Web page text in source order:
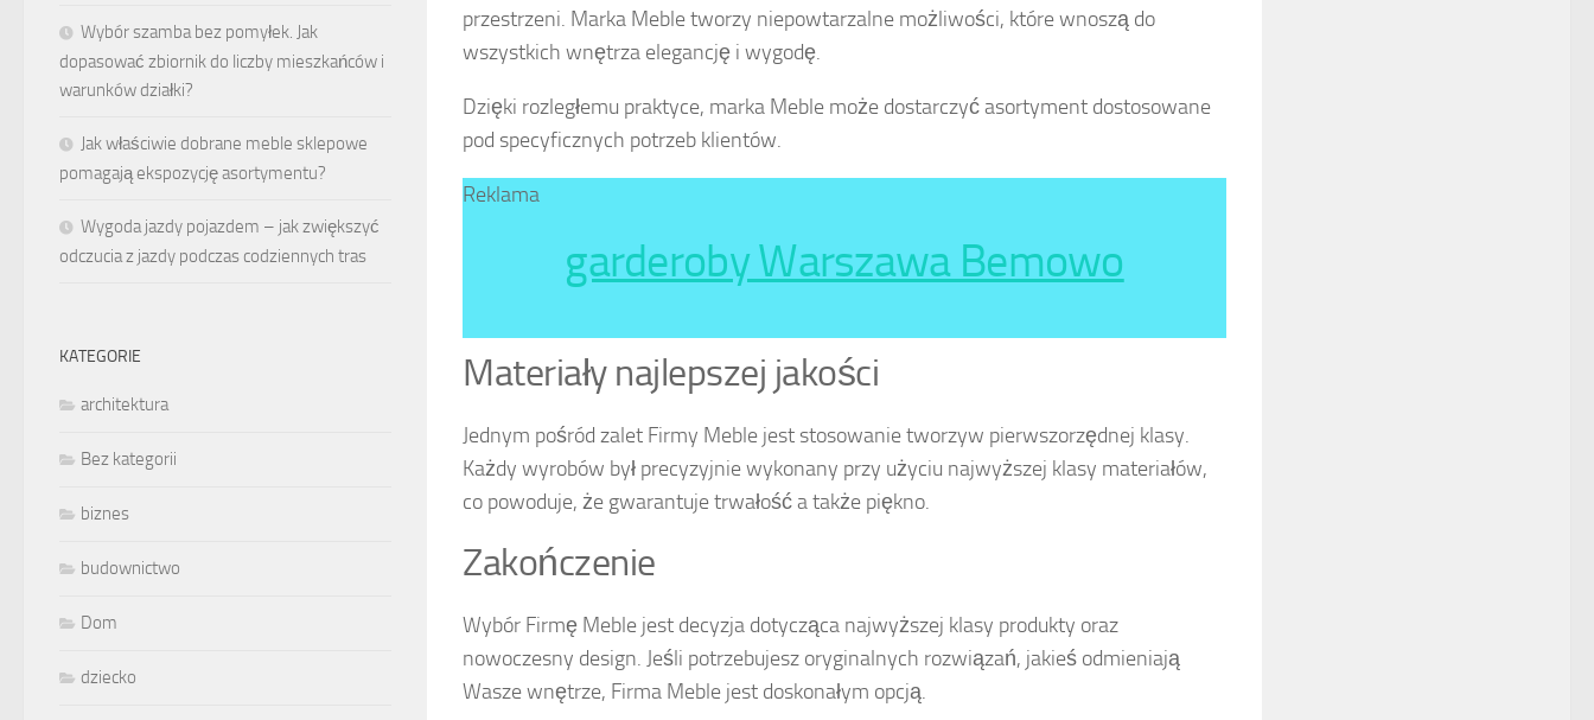
przestrzeni. Marka Meble tworzy niepowtarzalne możliwości, które wnoszą do
wszystkich wnętrza elegancję i wygodę.
Dzięki rozległemu praktyce, marka Meble może dostarczyć asortyment dostosowane
pod specyficznych potrzeb klientów.
Reklama
garderoby Warszawa Bemowo
Materiały najlepszej jakości
Jednym pośród zalet Firmy Meble jest stosowanie tworzyw pierwszorzędnej klasy.
Każdy wyrobów był precyzyjnie wykonany przy użyciu najwyższej klasy materiałów,
co powoduje, że gwarantuje trwałość a także piękno.
Zakończenie
Wybór Firmę Meble jest decyzja dotycząca najwyższej klasy produkty oraz
nowoczesny design. Jeśli potrzebujesz oryginalnych rozwiązań, jakieś odmieniają
Wasze wnętrze, Firma Meble jest doskonałym opcją.
Wybór szamba bez pomyłek. Jak
dopasować zbiornik do liczby mieszkańców i
warunków działki?
Jak właściwie dobrane meble sklepowe
pomagają ekspozycję asortymentu?
Wygoda jazdy pojazdem – jak zwiększyć
odczucia z jazdy podczas codziennych tras
KATEGORIE
architektura
Bez kategorii
biznes
budownictwo
Dom
dziecko